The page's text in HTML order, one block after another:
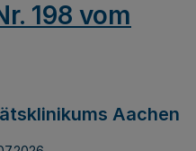
198 vom
Aachen